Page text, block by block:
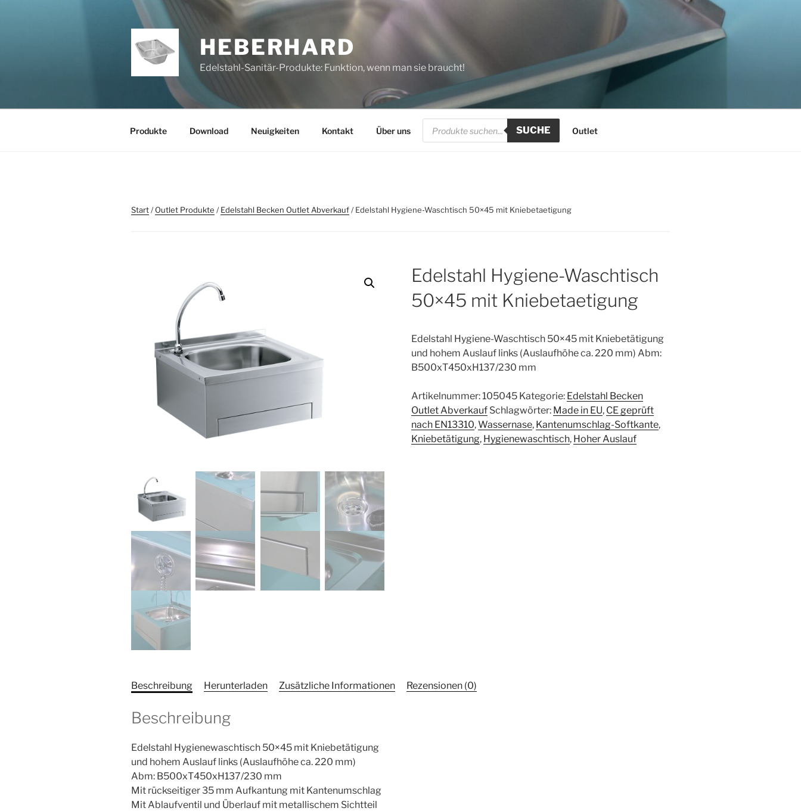
HEBERHARD
Edelstahl-Sanitär-Produkte: Funktion, wenn man sie braucht!
Produkte Download Neuigkeiten Kontakt Über uns
Products
search
SUCHE Outlet
Start/Outlet Produkte /Edelstahl Becken Outlet Abverkauf/ Edelstahl Hygiene-Waschtisch 50×45 mit Kniebetaetigung
Edelstahl Hygiene-Waschtisch
50×45 mit Kniebetaetigung
Edelstahl Hygiene-Waschtisch 50×45 mit Kniebetätigung
und hohem Auslauf links (Auslaufhöhe ca. 220 mm) Abm:
B500xT450xH137/230 mm
Artikelnummer:105045 Kategorie: Edelstahl Becken
Outlet Abverkauf Schlagwörter: Made in EU, CE geprüft
nach EN13310,Wassernase, Kantenumschlag-Softkante,
Kniebetätigung, Hygienewaschtisch, Hoher Auslauf
Beschreibung Herunterladen Zusätzliche Informationen Rezensionen (0)
Beschreibung
Edelstahl Hygienewaschtisch 50×45 mit Kniebetätigung
und hohem Auslauf links (Auslaufhöhe ca. 220 mm)
Abm: B500xT450xH137/230 mm
Mit rückseitiger 35 mm Aufkantung mit Kantenumschlag
Mit Ablaufventil und Überlauf mit metallischem Sichtteil